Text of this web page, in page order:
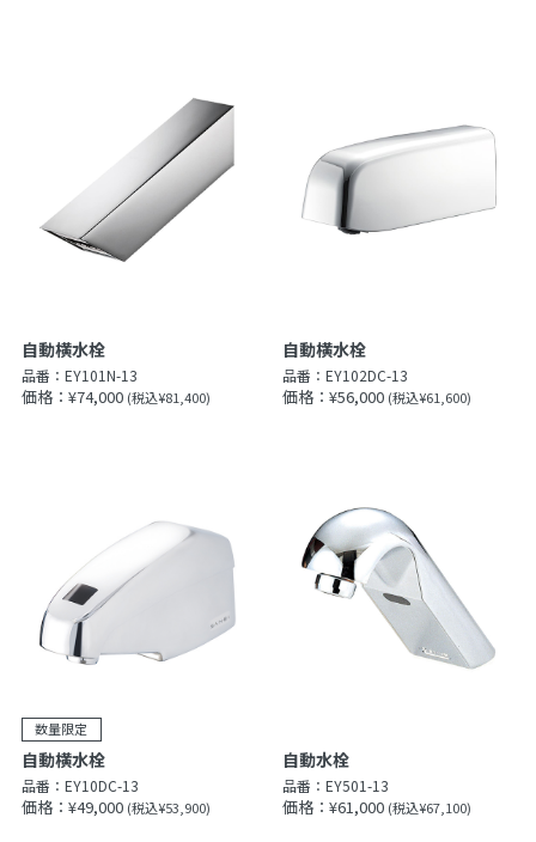
自動横水栓
品番： EY101N-13
価格：¥74,000 (税込¥81,400)
自動横水栓
品番：EY102DC-13
価格：¥56,000 (税込¥61,600)
自動横水栓
品番： EY10DC-13
価格：¥49,000 (税込¥53,900)
自動水栓
品番：EY501-13
価格：¥61,000 (税込¥67,100)